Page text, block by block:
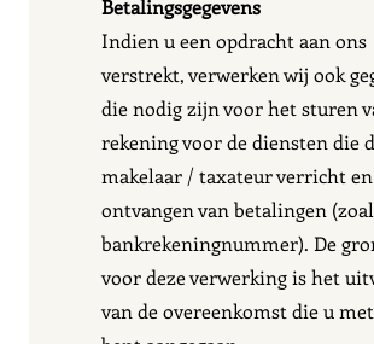
Betalingsgegevens
Indien u een opdracht aan ons
verstrekt, verwerken wij ook
die nodig zijn voor het sturen
rekening voor de diensten die
makelaar / taxateur verricht
ontvangen van betalingen
bankrekeningnummer). De
voor deze verwerking is het
van de overeenkomst die u